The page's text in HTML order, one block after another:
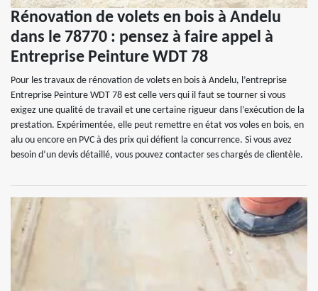
Rénovation de volets en bois à Andelu
dans le 78770 : pensez à faire appel à
Entreprise Peinture WDT 78
Pour les travaux de rénovation de volets en bois à Andelu, l’entreprise
Entreprise Peinture WDT 78 est celle vers qui il faut se tourner si vous
exigez une qualité de travail et une certaine rigueur dans l’exécution de la
prestation. Expérimentée, elle peut remettre en état vos voles en bois, en
alu ou encore en PVC à des prix qui défient la concurrence. Si vous avez
besoin d’un devis détaillé, vous pouvez contacter ses chargés de clientèle.